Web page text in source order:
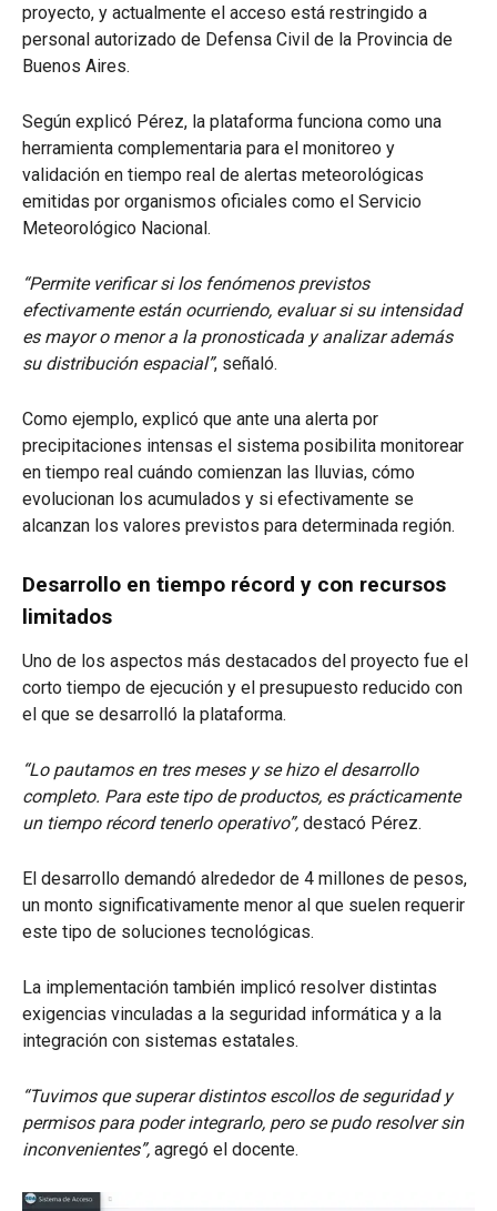
proyecto, y actualmente el acceso está restringido a
personal autorizado de Defensa Civil de la Provincia de
Buenos Aires.
Según explicó Pérez, la plataforma funciona como una
herramienta complementaria para el monitoreo y
validación en tiempo real de alertas meteorológicas
emitidas por organismos oficiales como el Servicio
Meteorológico Nacional.
“Permite verificar si los fenómenos previstos
efectivamente están ocurriendo, evaluar si su intensidad
es mayor o menor a la pronosticada y analizar además
su distribución espacial”, señaló.
Como ejemplo, explicó que ante una alerta por
precipitaciones intensas el sistema posibilita monitorear
en tiempo real cuándo comienzan las lluvias, cómo
evolucionan los acumulados y si efectivamente se
alcanzan los valores previstos para determinada región.
Desarrollo en tiempo récord y con recursos
limitados
Uno de los aspectos más destacados del proyecto fue el
corto tiempo de ejecución y el presupuesto reducido con
el que se desarrolló la plataforma.
“Lo pautamos en tres meses y se hizo el desarrollo
completo. Para este tipo de productos, es prácticamente
un tiempo récord tenerlo operativo”, destacó Pérez.
El desarrollo demandó alrededor de 4 millones de pesos,
un monto significativamente menor al que suelen requerir
este tipo de soluciones tecnológicas.
La implementación también implicó resolver distintas
exigencias vinculadas a la seguridad informática y a la
integración con sistemas estatales.
“Tuvimos que superar distintos escollos de seguridad y
permisos para poder integrarlo, pero se pudo resolver sin
inconvenientes”, agregó el docente.